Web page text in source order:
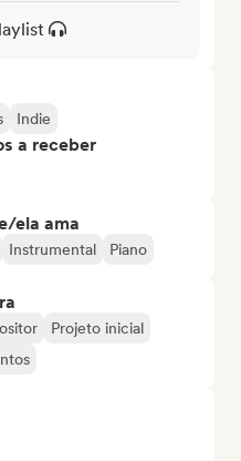
Indie
a receber
ela ama
Instrumental Piano
Projeto inicial